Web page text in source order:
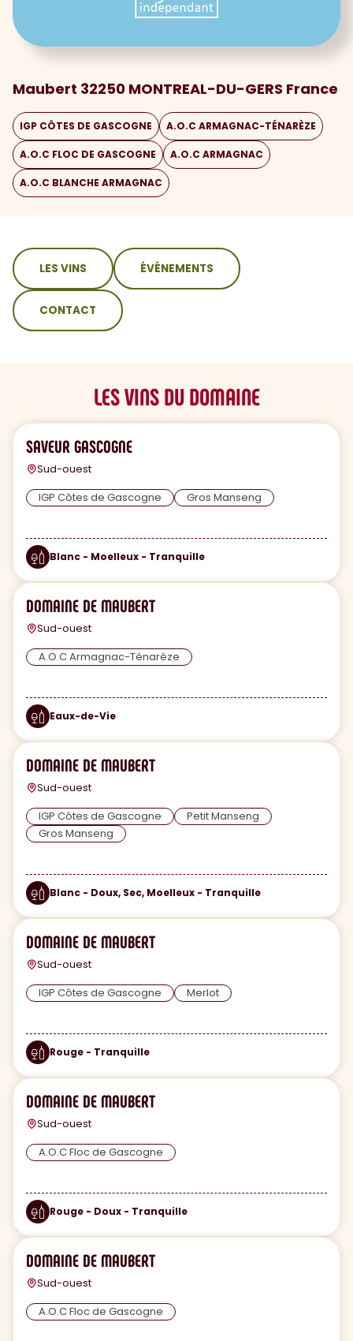
Maubert 32250 MONTREAL-DU-GERS France
IGP CÔTES DE GASCOGNE A.O.C ARMAGNAC-TÉNARÈZE
A.O.C FLOC DE GASCOGNE A.O.C ARMAGNAC
A.O.C BLANCHE ARMAGNAC
sommaire
LES VINS ÉVÉNEMENTS
CONTACT
LES VINS DU DOMAINE
SAVEUR GASCOGNE
Sud-ouest
IGP Côtes de Gascogne
Gros Manseng
Blanc - Moelleux - Tranquille
DOMAINE DE MAUBERT
Sud-ouest
A.O.C Armagnac-Ténarèze
Eaux-de-Vie
DOMAINE DE MAUBERT
Sud-ouest
IGP Côtes de Gascogne
Petit Manseng
Gros Manseng
Blanc - Doux, Sec, Moelleux - Tranquille
DOMAINE DE MAUBERT
Sud-ouest
IGP Côtes de Gascogne
Merlot
Rouge - Tranquille
DOMAINE DE MAUBERT
Sud-ouest
A.O.C Floc de Gascogne
Rouge - Doux - Tranquille
DOMAINE DE MAUBERT
Sud-ouest
A.O.C Floc de Gascogne